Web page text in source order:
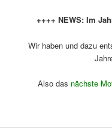
++++ NEWS: Im
Wir haben und dazu
Also das nächste